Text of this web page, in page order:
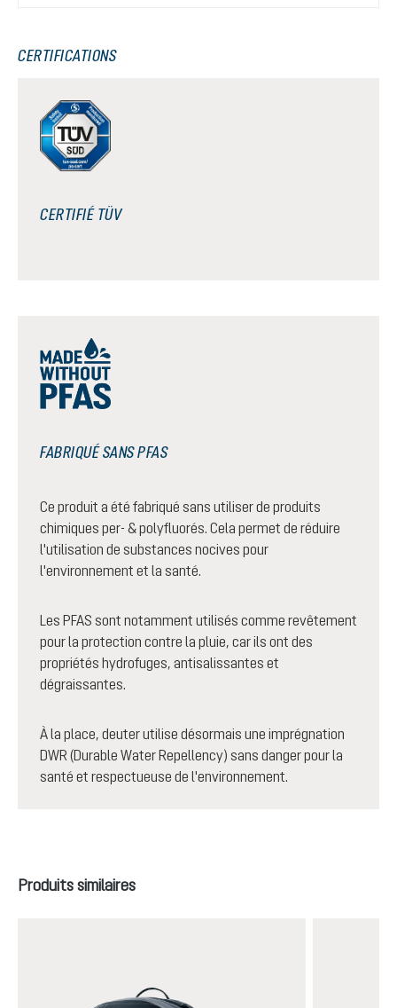
CERTIFICATIONS
CERTIFIÉ TÜV
FABRIQUÉ SANS PFAS
Ce produit a été fabriqué sans utiliser de produits
chimiques per- & polyfluorés. Cela permet de réduire
l'utilisation de substances nocives pour
l'environnement et la santé.
Les PFAS sont notamment utilisés comme revêtement
pour la protection contre la pluie, car ils ont des
propriétés hydrofuges, antisalissantes et
dégraissantes.
À la place, deuter utilise désormais une imprégnation
DWR (Durable Water Repellency) sans danger pour la
santé et respectueuse de l'environnement.
Ignorer la galerie de produits
Produits similaires